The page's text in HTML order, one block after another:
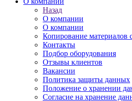
Назад
О компании
О компании
Копирование материалов
Контакты
Подбор оборудования
Отзывы клиентов
Вакансии
Политика защиты данных
Положение о хранении
Согласие на хранение